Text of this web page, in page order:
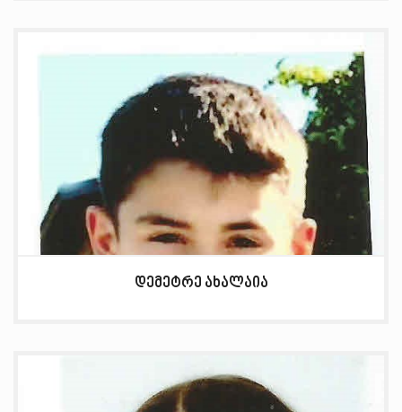
დემეტრე ახალაია